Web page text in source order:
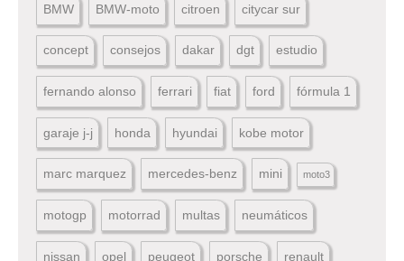
BMW BMW-moto citroen citycar sur
concept consejos dakar dgt estudio
fernando alonso ferrari fiat ford fórmula 1
garaje j-j honda hyundai kobe motor
marc marquez mercedes-benz mini moto3
motogp motorrad multas neumáticos
nissan opel peugeot porsche renault